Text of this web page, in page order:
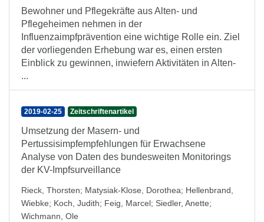
Bewohner und Pflegekräfte aus Alten- und
Pflegeheimen nehmen in der
Influenzaimpfprävention eine wichtige Rolle ein. Ziel
der vorliegenden Erhebung war es, einen ersten
Einblick zu gewinnen, inwiefern Aktivitäten in Alten-
...
2019-02-25 Zeitschriftenartikel
Umsetzung der Masern- und
Pertussisimpfempfehlungen für Erwachsene
Analyse von Daten des bundesweiten Monitorings
der KV-Impfsurveillance
Rieck, Thorsten; Matysiak-Klose, Dorothea; Hellenbrand,
Wiebke; Koch, Judith; Feig, Marcel; Siedler, Anette;
Wichmann, Ole